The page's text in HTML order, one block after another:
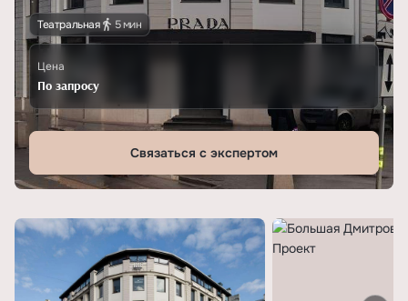
Театральная 5 мин
Цена
По запросу
Связаться с экспертом